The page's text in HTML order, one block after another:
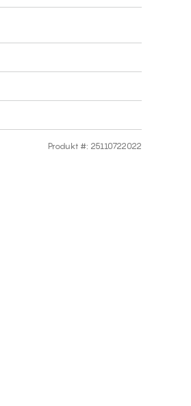
Produkt #: 25110722022